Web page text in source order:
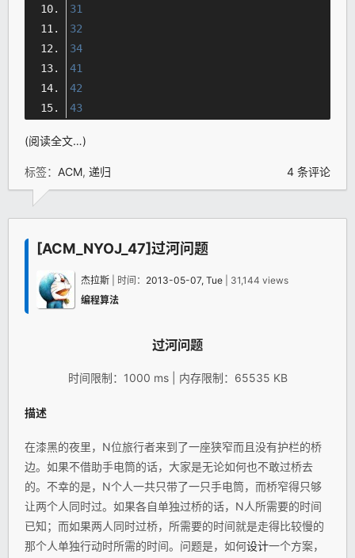
31
32
34
41
42
43
(阅读全文…)
标签： ACM, 递归 4 条评论
[ACM_NYOJ_47]过河问题
杰拉斯 | 时间： 2013-05-07, Tue | 31,144 views
编程算法
过河问题
时间限制：1000 ms | 内存限制：65535 KB
描述
在漆黑的夜里，N位旅行者来到了一座狭窄而且没有护栏的桥
边。如果不借助手电筒的话，大家是无论如何也不敢过桥去
的。不幸的是，N个人一共只带了一只手电筒，而桥窄得只够
让两个人同时过。如果各自单独过桥的话，N人所需要的时间
已知；而如果两人同时过桥，所需要的时间就是走得比较慢的
那个人单独行动时所需的时间。问题是，如何设计一个方案，